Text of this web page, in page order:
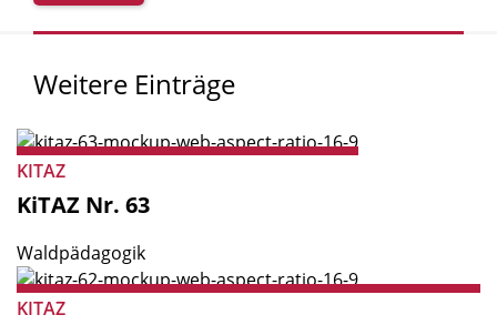
Weitere Einträge
KITAZ
KiTAZ Nr. 63
Waldpädagogik
KITAZ